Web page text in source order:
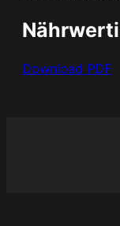
M
n
Download PDF